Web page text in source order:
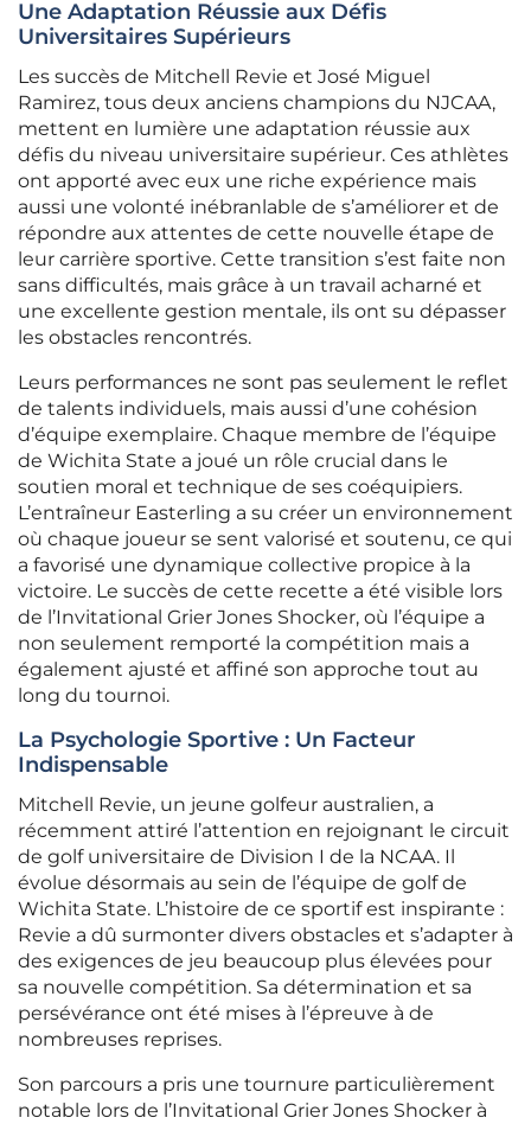
Une Adaptation Réussie aux Défis
Universitaires Supérieurs
Les succès de Mitchell Revie et José Miguel
Ramirez, tous deux anciens champions du NJCAA,
mettent en lumière une adaptation réussie aux
défis du niveau universitaire supérieur. Ces athlètes
ont apporté avec eux une riche expérience mais
aussi une volonté inébranlable de s’améliorer et de
répondre aux attentes de cette nouvelle étape de
leur carrière sportive. Cette transition s’est faite non
sans difficultés, mais grâce à un travail acharné et
une excellente gestion mentale, ils ont su dépasser
les obstacles rencontrés.
Leurs performances ne sont pas seulement le reflet
de talents individuels, mais aussi d’une cohésion
d’équipe exemplaire. Chaque membre de l’équipe
de Wichita State a joué un rôle crucial dans le
soutien moral et technique de ses coéquipiers.
L’entraîneur Easterling a su créer un environnement
où chaque joueur se sent valorisé et soutenu, ce qui
a favorisé une dynamique collective propice à la
victoire. Le succès de cette recette a été visible lors
de l’Invitational Grier Jones Shocker, où l’équipe a
non seulement remporté la compétition mais a
également ajusté et affiné son approche tout au
long du tournoi.
La Psychologie Sportive : Un Facteur
Indispensable
Mitchell Revie, un jeune golfeur australien, a
récemment attiré l’attention en rejoignant le circuit
de golf universitaire de Division I de la NCAA. Il
évolue désormais au sein de l’équipe de golf de
Wichita State. L’histoire de ce sportif est inspirante :
Revie a dû surmonter divers obstacles et s’adapter à
des exigences de jeu beaucoup plus élevées pour
sa nouvelle compétition. Sa détermination et sa
persévérance ont été mises à l’épreuve à de
nombreuses reprises.
Son parcours a pris une tournure particulièrement
notable lors de l’Invitational Grier Jones Shocker à